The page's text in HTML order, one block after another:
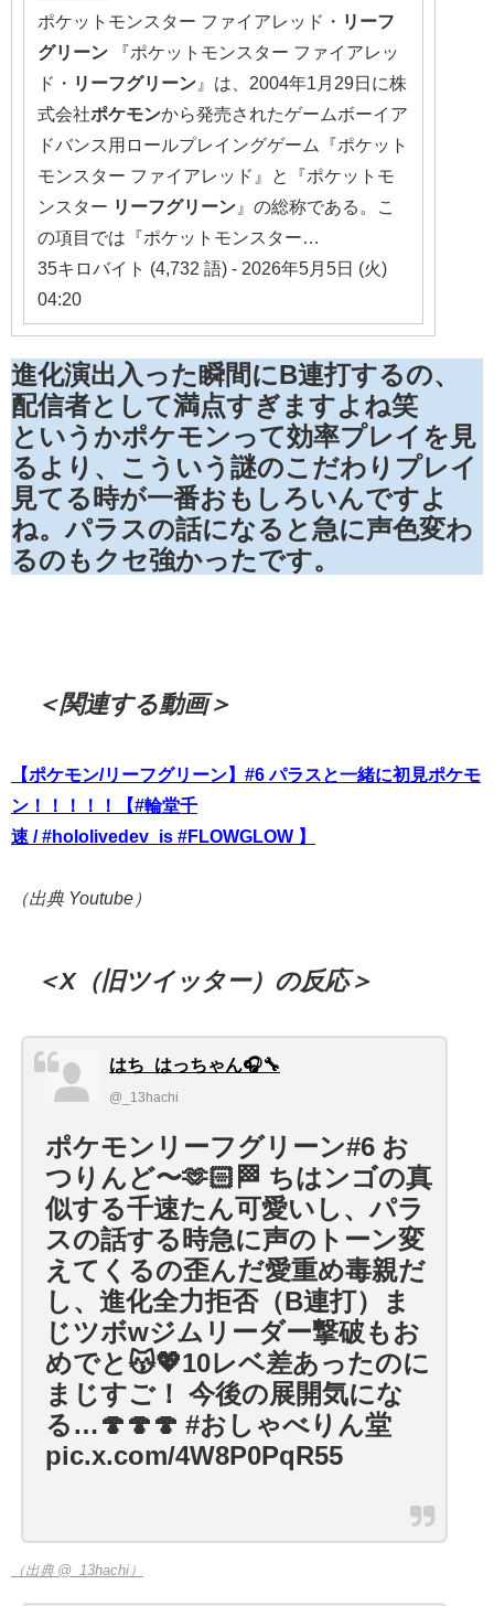
ポケットモンスター ファイアレッド・ リーフ
グリーン 『ポケットモンスター ファイアレッ
ド・ リーフグリーン 』は、2004年1月29日に株
式会社ポケモンから発売されたゲームボーイア
ドバンス用ロールプレイングゲーム『ポケット
モンスター ファイアレッド』と『ポケットモ
ンスター リーフグリーン 』の総称である。こ
の項目では『ポケットモンスター…
35キロバイト (4,732 語) - 2026年5月5日 (火)
04:20
進化演出入った瞬間にB連打するの、
配信者として満点すぎますよね笑
というかポケモンって効率プレイを見
るより、こういう謎のこだわりプレイ
見てる時が一番おもしろいんですよ
ね。パラスの話になると急に声色変わ
るのもクセ強かったです。
＜関連する動画＞
【ポケモン/リーフグリーン】#6 パラスと一緒に初見ポケモ
ン！！！！！【#輪堂千
速 /#hololivedev_is #FLOWGLOW 】
（出典 Youtube）
＜X（旧ツイッター）の反応＞
はち_はっちゃん🎧🔧
@_13hachi
ポケモンリーフグリーン#6 お
つりんど〜🫶🏻🏁 ちはンゴの真
似する千速たん可愛いし、パラ
スの話する時急に声のトーン変
えてくるの歪んだ愛重め毒親だ
し、進化全力拒否（B連打）ま
じツボwジムリーダー撃破もお
めでと😽💖10レベ差あったのに
まじすご！ 今後の展開気にな
る…🍄🍄🍄 #おしゃべりん堂
pic.x.com/4W8P0PqR55
（出典 @_13hachi）